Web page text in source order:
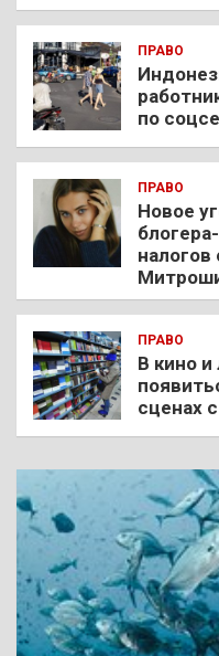
ПРАВО
по
ПРАВО
Новое
ПРАВО
В кино и
сценах